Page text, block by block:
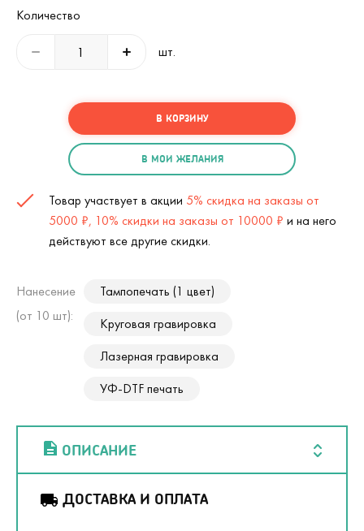
Количество
шт.
В КОРЗИНУ
В МОИ ЖЕЛАНИЯ
Товар участвует в акции 5% скидка на заказы от
5000 ₽, 10% скидки на заказы от 10000 ₽ и на него
действуют все другие скидки.
Нанесение
(от 10 шт):
Тампопечать (1 цвет)
Круговая гравировка
Лазерная гравировка
УФ-DTF печать
ОПИСАНИЕ
ДОСТАВКА И ОПЛАТА